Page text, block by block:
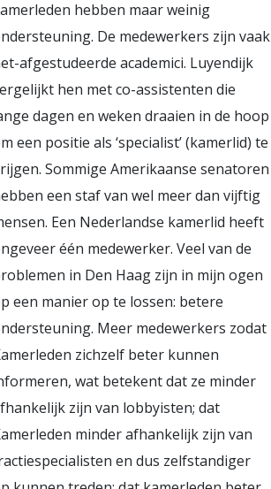
hebben maar weinig
De medewerkers zijn vaak
afgestudeerde academici. Luyendijk
hen met co-assistenten die
dagen en weken draaien in de hoop
een positie als ‘specialist’ (kamerlid) te
Sommige Amerikaanse senatoren
een staf van wel meer dan vijftig
Een Nederlandse kamerlid heeft
één medewerker. Veel van de
in Den Haag zijn in mijn ogen
een manier op te lossen: betere
Meer medewerkers zodat
zichzelf beter kunnen
wat betekent dat ze minder
zijn van lobbyisten; dat
minder afhankelijk zijn van
en dus zelfstandiger